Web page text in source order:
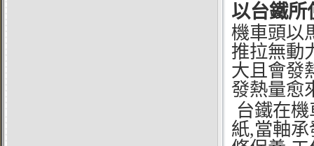
以台鐵所
機車頭以
推拉無動
大且會發
發熱量愈
台鐵在
紙,當軸